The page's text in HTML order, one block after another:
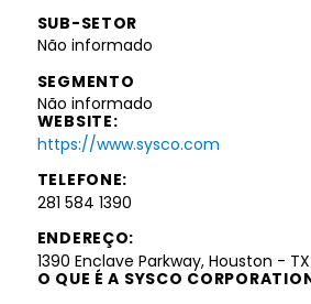
SUB-SETOR
Não informado
SEGMENTO
Não informado
WEBSITE:
https://www.sysco.com
TELEFONE:
281 584 1390
ENDEREÇO:
1390 Enclave Parkway, Houston -
O QUE É A SYSCO